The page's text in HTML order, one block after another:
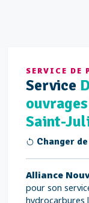
SERVICE DE
Service
Saint-
Changer
Alliance
pour son
hydrocarbures